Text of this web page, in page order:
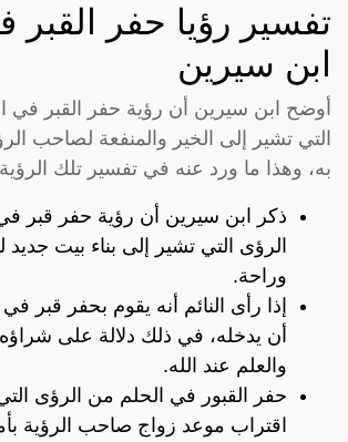
تفسير رؤيا حفر القبر
ابن سيرين
أوضح ابن سيرين أن رؤية حفر القبر في
التي تشير إلى الخير والمنفعة لصاحب
به، وهذا ما ورد عنه في تفسير تلك
ذكر ابن سيرين أن رؤية حفر قبر
الرؤى التي تشير إلى بناء بيت
وراحة.
إذا رأى النائم أنه يقوم بحفر قبر
أن يدخله، في ذلك دلالة على
والعلم عند الله.
حفر القبور في الحلم من الرؤى
اقتراب موعد زواج صاحب الرؤية